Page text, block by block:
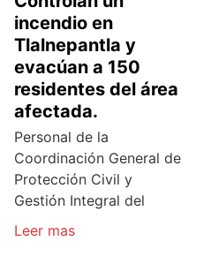
incendio en
Tlalnepantla y
evacúan a 150
residentes del área
afectada.
Personal de la
Coordinación General de
Protección Civil y
Gestión Integral del
Leer mas